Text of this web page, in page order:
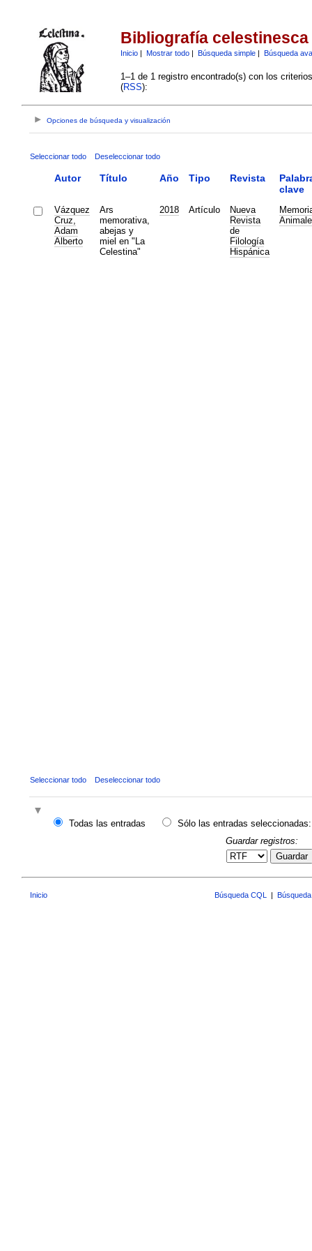
Bibliografía celestinesca
Inicio| Mostrar todo| Búsqueda simple| Búsqueda
1–1 de 1 registro encontrado(s) con los
(RSS):
Opciones de búsqueda y visualización
Seleccionar todo Deseleccionar todo
Autor Título Año Tipo Revista
clave
Vázquez
Cruz,
Adam
Alberto
Ars
memorativa,
abejas y
miel en "La
Celestina"
2018 Artículo
Nueva
Revista
de
Filología
Hispánica
Seleccionar todo Deseleccionar todo
Todas las entradas
Sólo las entradas seleccionadas:
Guardar registros:
Guardar
Inicio Búsqueda CQL